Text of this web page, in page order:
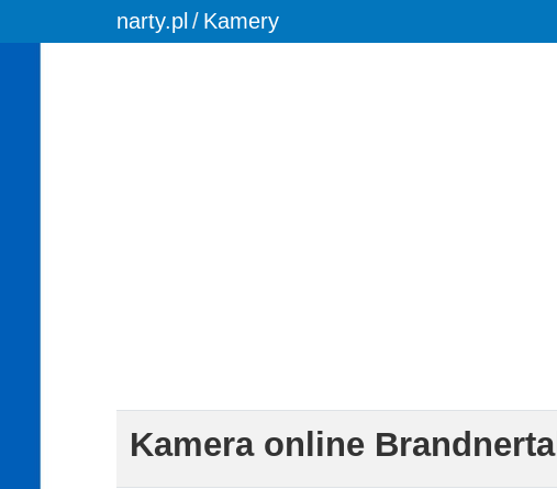
You are here:
narty.pl Kamery
Kamera online Brandnertal